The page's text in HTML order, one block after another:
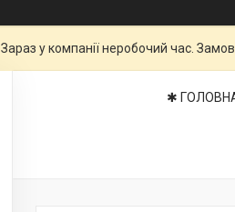
Зараз у компанії неробочий час.
✱